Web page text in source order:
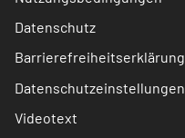
Datenschutz
Barrierefreiheitserklärung
Datenschutzeinstellungen
Videotext